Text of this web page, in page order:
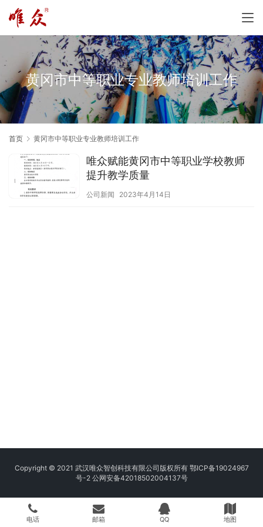
黄冈市中等职业专业教师培训工作
首页 黄冈市中等职业专业教师培训工作
唯众赋能黄冈市中等职业学校教师
提升教学质量
公司新闻 2023年4月14日
Copyright © 2021 武汉唯众智创科技有限公司版权所有 鄂ICP备19024967
号-2 公网安备42018502004137号
电话 邮箱 QQ 地图